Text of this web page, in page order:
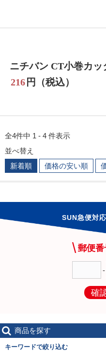
ニチバン CT小巻カッ
216 円（税込）
全4件中 1 - 4 件表示
並べ替え
新着順
価格の安い順
SUN急便対
郵便番
-
確
商品を探す
キーワードで絞り込む